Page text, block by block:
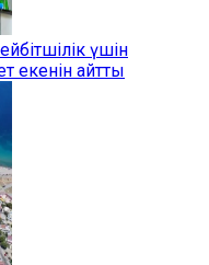
үшін
екенін айтты